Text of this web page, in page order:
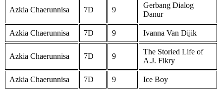
Azkia Chaerunnisa 7D 9
Gerbang Dialog
Danur
Azkia Chaerunnisa 7D 9 Ivanna Van Dijik
Azkia Chaerunnisa 7D 9
The Storied Life of
A.J. Fikry
Azkia Chaerunnisa 7D 9 Ice Boy